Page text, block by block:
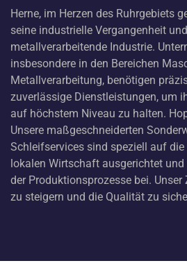
Herne, im Herzen des Ruhrgebiets
seine industrielle Vergangenheit
metallverarbeitende Industrie.
insbesondere in den Bereichen
Metallverarbeitung, benötigen
zuverlässige Dienstleistungen, um
auf höchstem Niveau zu halten.
Unsere maßgeschneiderten
Schleifservices sind speziell auf
lokalen Wirtschaft ausgerichtet
der Produktionsprozesse bei.
zu steigern und die Qualität zu